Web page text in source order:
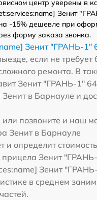
центр уверены в
Зенит
-15% дешевле при
форму заказа звонка.
Зенит "ГРАНЬ-1"
если не требует
ремонта. В
Зенит "ГРАНЬ-1"
в Барнауле и
позвоните и наш
Зенит в Барнауле
и определит
прицела Зенит
Зенит
в среднем